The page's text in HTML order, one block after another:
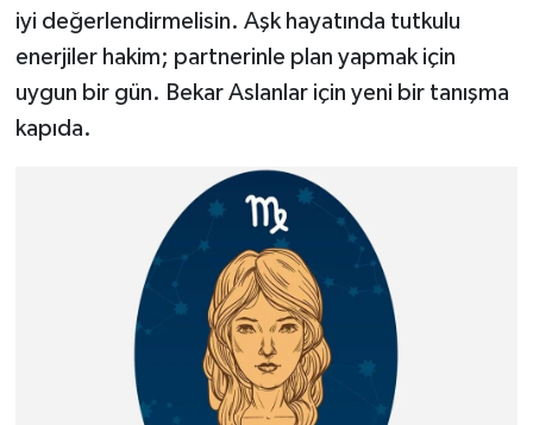
iyi değerlendirmelisin. Aşk hayatında tutkulu
enerjiler hakim; partnerinle plan yapmak için
uygun bir gün. Bekar Aslanlar için yeni bir tanışma
kapıda.